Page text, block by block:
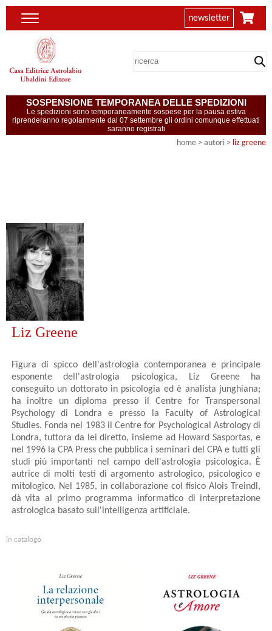
newsletter
SOSPENSIONE TEMPORANEA DELLE SPEDIZIONI
Le spedizioni sono temporaneamente sospese per la pausa estiva
riprenderanno regolarmente dal 07 settembre gli ordini comunque effettuati
saranno registrati
home > autori > liz greene
Liz Greene
Figura di spicco dell'astrologia contemporanea e principale
esponente dell'astrologia psicologica, Liz Greene ha
conseguito un dottorato in psicologia ed è analista junghiana;
ha inoltre un diploma presso il Centre for Transpersonal
Psychology di Londra e presso la Faculty of Astrological
Studies. Fonda nel 1983 il Centre for Psychological Astrology di
Londra, tuttora da lei diretto, insieme ad Howard Sasportas, e
nel 1996 la CPA Press che pubblica i seminari del CPA e tutti gli
studi più importanti nel campo dell'astrologia psicologica. È
autrice di molti testi di argomento astrologico, psicologico e
mitologico. Nel 1985, in collaborazione col fisico Alois Treindl,
dà vita al primo programma informatico di interpretazione
astrologica basato sull'intelligenza artificiale.
in catalogo